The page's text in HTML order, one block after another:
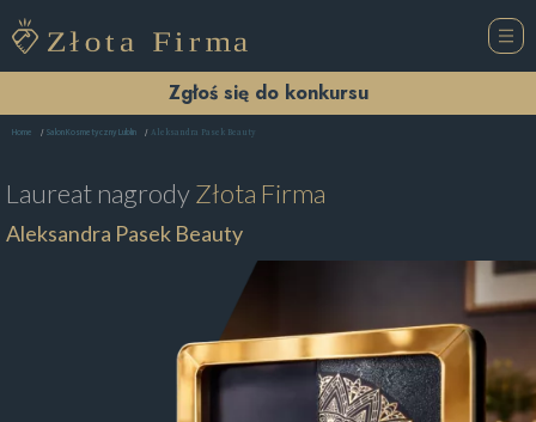
Zgłoś się do konkursu
Home Salon Kosmetyczny Lublin Aleksandra Pasek Beauty
Laureat nagrodyZłota Firma
Aleksandra Pasek Beauty